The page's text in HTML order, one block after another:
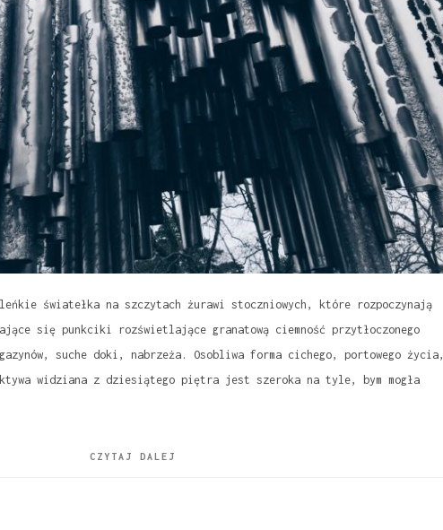
światełka na szczytach żurawi stoczniowych, które rozpoczynają
się punkciki rozświetlające granatową ciemność przytłoczonego
suche doki, nabrzeża. Osobliwa forma cichego, portowego życia,
widziana z dziesiątego piętra jest szeroka na tyle, bym mogła
CZYTAJ DALEJ